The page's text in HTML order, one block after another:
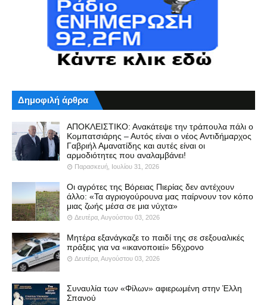
Δημοφιλή άρθρα
ΑΠΟΚΛΕΙΣΤΙΚΟ: Ανακάτεψε την τράπουλα πάλι ο
Κομπατσιάρης – Αυτός είναι ο νέος Αντιδήμαρχος
Γαβριήλ Αμανατίδης και αυτές είναι οι
αρμοδιότητες που αναλαμβάνει!
Παρασκευή, Ιουλίου 31, 2026
Οι αγρότες της Βόρειας Πιερίας δεν αντέχουν
άλλο: «Τα αγριογούρουνα μας παίρνουν τον κόπο
μιας ζωής μέσα σε μια νύχτα»
Δευτέρα, Αυγούστου 03, 2026
Μητέρα εξανάγκαζε το παιδί της σε σεξουαλικές
πράξεις για να «ικανοποιεί» 56χρονο
Δευτέρα, Αυγούστου 03, 2026
Συναυλία των «Φίλων» αφιερωμένη στην Έλλη
Σπανού